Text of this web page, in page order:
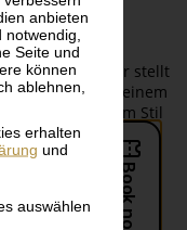
anbieten
Seite und
können
ablehnen,
erhalten
und
auswählen
hellsichtigen
Quo.
und Kultur stellt
Jahre in einem
im Stil
Parallel dazu
Darstellungen von
in